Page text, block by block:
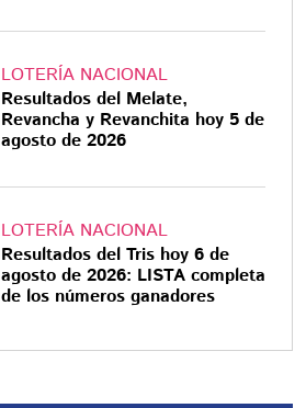
LOTERÍA NACIONAL
Resultados del Melate,
Revancha y Revanchita hoy 5 de
agosto de 2026
LOTERÍA NACIONAL
Resultados del Tris hoy 6 de
agosto de 2026: LISTA completa
de los números ganadores